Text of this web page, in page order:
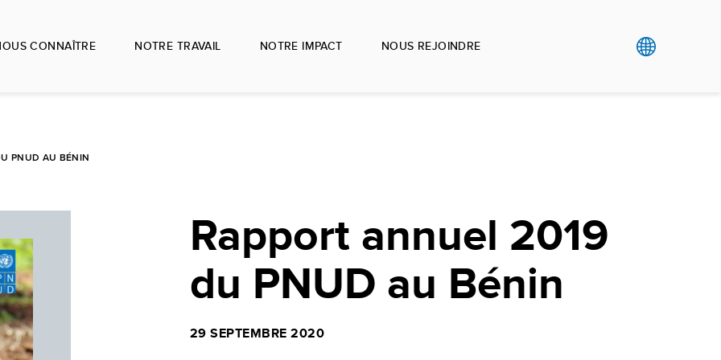
CONNAÎTRE NOTRE TRAVAIL NOTRE IMPACT NOUS REJOINDRE
PNUD AU BÉNIN
Rapport annuel 2019
du PNUD au Bénin
29 SEPTEMBRE 2020